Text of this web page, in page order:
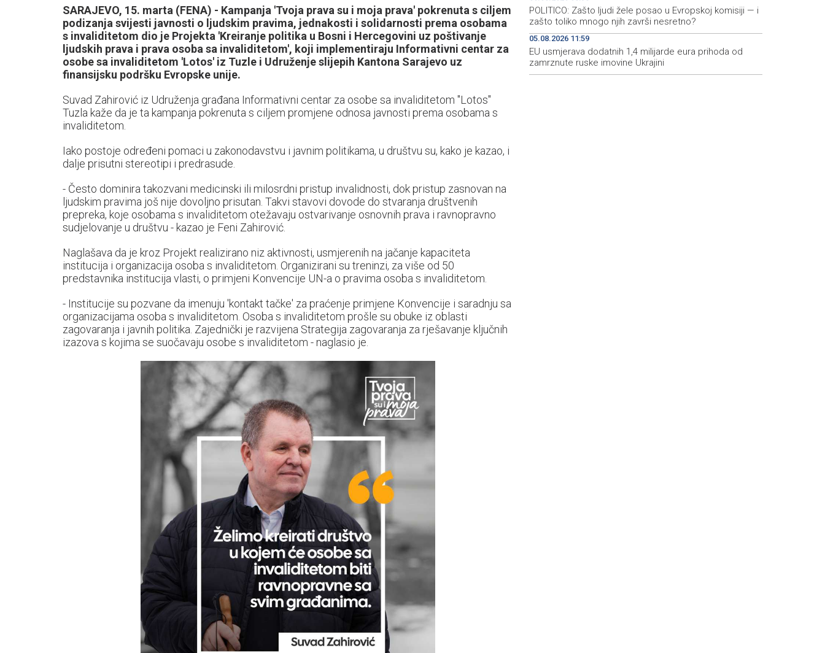
SARAJEVO, 15. marta (FENA) - Kampanja 'Tvoja prava su i moja prava' pokrenuta s ciljem
podizanja svijesti javnosti o ljudskim pravima, jednakosti i solidarnosti prema osobama
s invaliditetom dio je Projekta 'Kreiranje politika u Bosni i Hercegovini uz poštivanje
ljudskih prava i prava osoba sa invaliditetom', koji implementiraju Informativni centar za
osobe sa invaliditetom 'Lotos' iz Tuzle i Udruženje slijepih Kantona Sarajevo uz
finansijsku podršku Evropske unije.
Suvad Zahirović iz Udruženja građana Informativni centar za osobe sa invaliditetom "Lotos"
Tuzla kaže da je ta kampanja pokrenuta s ciljem promjene odnosa javnosti prema osobama s
invaliditetom.
Iako postoje određeni pomaci u zakonodavstvu i javnim politikama, u društvu su, kako je kazao, i
dalje prisutni stereotipi i predrasude.
- Često dominira takozvani medicinski ili milosrdni pristup invalidnosti, dok pristup zasnovan na
ljudskim pravima još nije dovoljno prisutan. Takvi stavovi dovode do stvaranja društvenih
prepreka, koje osobama s invaliditetom otežavaju ostvarivanje osnovnih prava i ravnopravno
sudjelovanje u društvu - kazao je Feni Zahirović.
Naglašava da je kroz Projekt realizirano niz aktivnosti, usmjerenih na jačanje kapaciteta
institucija i organizacija osoba s invaliditetom. Organizirani su treninzi, za više od 50
predstavnika institucija vlasti, o primjeni Konvencije UN-a o pravima osoba s invaliditetom.
- Institucije su pozvane da imenuju 'kontakt tačke' za praćenje primjene Konvencije i saradnju sa
organizacijama osoba s invaliditetom. Osoba s invaliditetom prošle su obuke iz oblasti
zagovaranja i javnih politika. Zajednički je razvijena Strategija zagovaranja za rješavanje ključnih
izazova s kojima se suočavaju osobe s invaliditetom - naglasio je.
POLITICO: Zašto ljudi žele posao u Evropskoj komisiji — i
zašto toliko mnogo njih završi nesretno?
05.08.2026 11:59
EU usmjerava dodatnih 1,4 milijarde eura prihoda od
zamrznute ruske imovine Ukrajini